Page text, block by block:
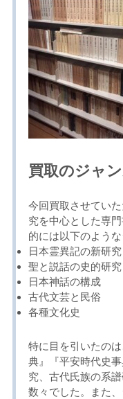
買取のジャ
今回買取させてい
究を中心とした専
的には以下のような
日本霊異記の新研究
聖と説話の史的研究
日本神話の構成
古代文芸と民俗
各種文化史
特に目を引いたの
典』『平安時代史
究、古代氏族の系
数々でした。また